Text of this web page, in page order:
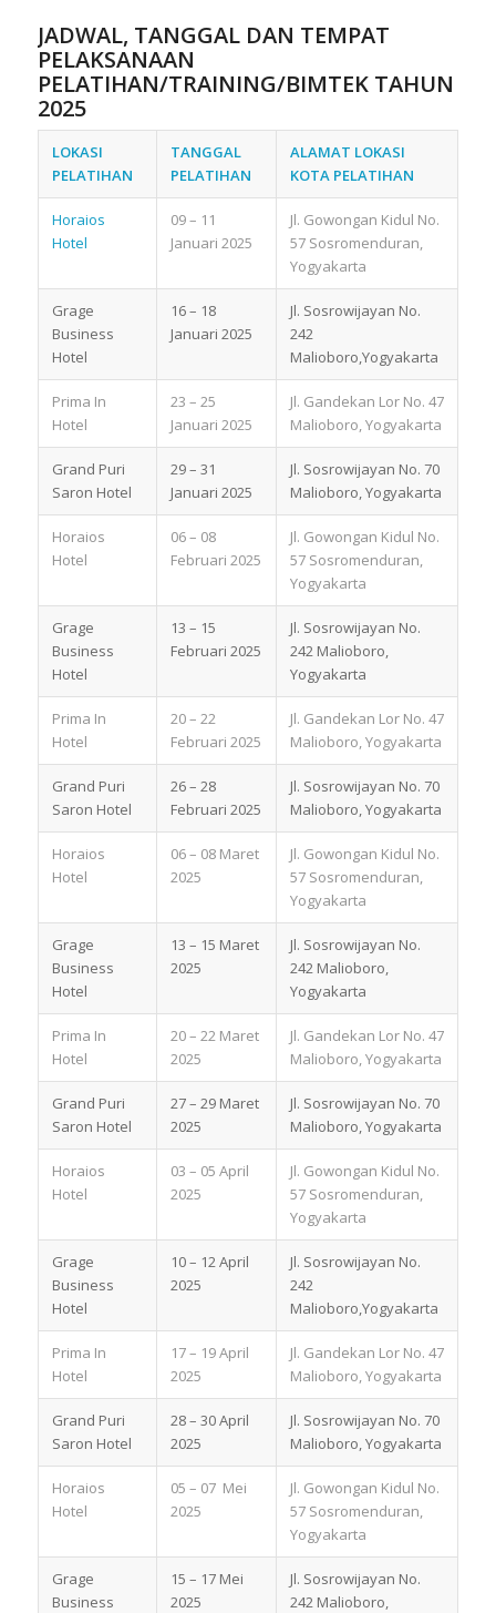
JADWAL, TANGGAL DAN TEMPAT
PELAKSANAAN
PELATIHAN/TRAINING/BIMTEK TAHUN
2025
LOKASI
PELATIHAN
TANGGAL
PELATIHAN
ALAMAT LOKASI
KOTA PELATIHAN
Horaios
Hotel
09 – 11
Januari 2025
Jl. Gowongan Kidul No.
57 Sosromenduran,
Yogyakarta
Grage
Business
Hotel
16 – 18
Januari 2025
Jl. Sosrowijayan No.
242
Malioboro,Yogyakarta
Prima In
Hotel
23 – 25
Januari 2025
Jl. Gandekan Lor No. 47
Malioboro, Yogyakarta
Grand Puri
Saron Hotel
29 – 31
Januari 2025
Jl. Sosrowijayan No. 70
Malioboro, Yogyakarta
Horaios
Hotel
06 – 08
Februari 2025
Jl. Gowongan Kidul No.
57 Sosromenduran,
Yogyakarta
Grage
Business
Hotel
13 – 15
Februari 2025
Jl. Sosrowijayan No.
242 Malioboro,
Yogyakarta
Prima In
Hotel
20 – 22
Februari 2025
Jl. Gandekan Lor No. 47
Malioboro, Yogyakarta
Grand Puri
Saron Hotel
26 – 28
Februari 2025
Jl. Sosrowijayan No. 70
Malioboro, Yogyakarta
Horaios
Hotel
06 – 08 Maret
2025
Jl. Gowongan Kidul No.
57 Sosromenduran,
Yogyakarta
Grage
Business
Hotel
13 – 15 Maret
2025
Jl. Sosrowijayan No.
242 Malioboro,
Yogyakarta
Prima In
Hotel
20 – 22 Maret
2025
Jl. Gandekan Lor No. 47
Malioboro, Yogyakarta
Grand Puri
Saron Hotel
27 – 29 Maret
2025
Jl. Sosrowijayan No. 70
Malioboro, Yogyakarta
Horaios
Hotel
03 – 05 April
2025
Jl. Gowongan Kidul No.
57 Sosromenduran,
Yogyakarta
Grage
Business
Hotel
10 – 12 April
2025
Jl. Sosrowijayan No.
242
Malioboro,Yogyakarta
Prima In
Hotel
17 – 19 April
2025
Jl. Gandekan Lor No. 47
Malioboro, Yogyakarta
Grand Puri
Saron Hotel
28 – 30 April
2025
Jl. Sosrowijayan No. 70
Malioboro, Yogyakarta
Horaios
Hotel
05 – 07 Mei
2025
Jl. Gowongan Kidul No.
57 Sosromenduran,
Yogyakarta
Grage
Business
15 – 17 Mei
2025
Jl. Sosrowijayan No.
242 Malioboro,